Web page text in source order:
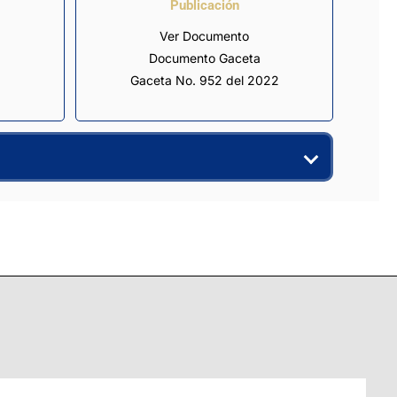
Publicación
Ver Documento
Documento Gaceta
Gaceta No. 952 del 2022